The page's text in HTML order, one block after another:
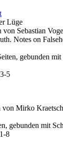
Lüge
von Sebastian
Notes on
gebunden mit
5
von Mirko Kraetsch
gebunden mit
8